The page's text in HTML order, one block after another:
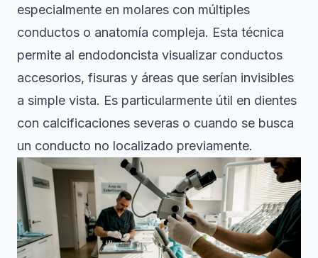
especialmente en molares con múltiples
conductos o anatomía compleja. Esta técnica
permite al endodoncista visualizar conductos
accesorios, fisuras y áreas que serían invisibles
a simple vista. Es particularmente útil en dientes
con calcificaciones severas o cuando se busca
un conducto no localizado previamente.